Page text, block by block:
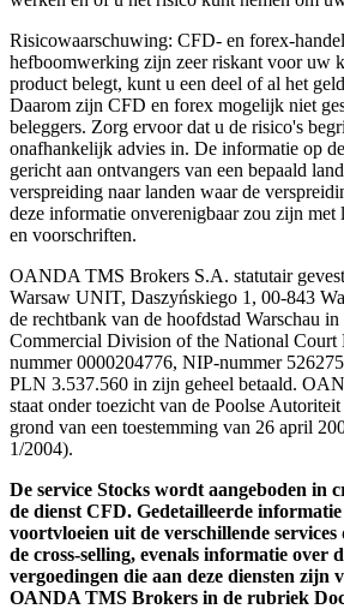
Risicowaarschuwing: CFD- en forex-
hefboomwerking zijn zeer riskant voor uw
product belegt, kunt u een deel of al het
Daarom zijn CFD en forex mogelijk niet
beleggers. Zorg ervoor dat u de risico's
onafhankelijk advies in. De informatie op
gericht aan ontvangers van een bepaald
verspreiding naar landen waar de
deze informatie onverenigbaar zou zijn met
en voorschriften.
OANDA TMS Brokers S.A. statutair
Warsaw UNIT, Daszyńskiego 1, 00-843
de rechtbank van de hoofdstad Warschau
Commercial Division of the National Court
nummer 0000204776, NIP-nummer
PLN 3.537.560 in zijn geheel betaald.
staat onder toezicht van de Poolse
grond van een toestemming van 26 april
1/2004).
De service Stocks wordt aangeboden in
de dienst CFD. Gedetailleerde
voortvloeien uit de verschillende
de cross-selling, evenals informatie over
vergoedingen die aan deze diensten zijn
OANDA TMS Brokers in de rubriek